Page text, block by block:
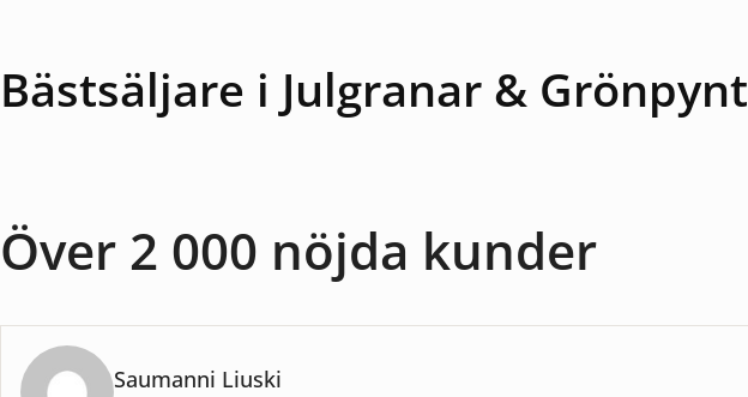
Bästsäljare i Julgranar & Grönpynt
Över 2 000 nöjda kunder
Saumanni Liuski